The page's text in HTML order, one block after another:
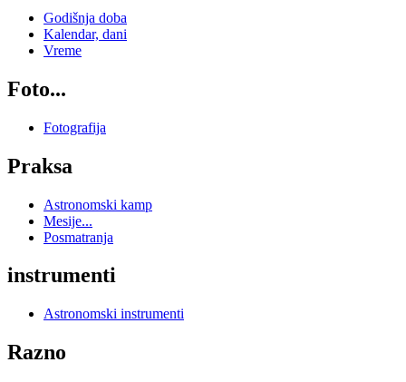
Godišnja doba
Kalendar, dani
Vreme
Foto...
Fotografija
Praksa
Astronomski kamp
Mesije...
Posmatranja
instrumenti
Astronomski instrumenti
Razno